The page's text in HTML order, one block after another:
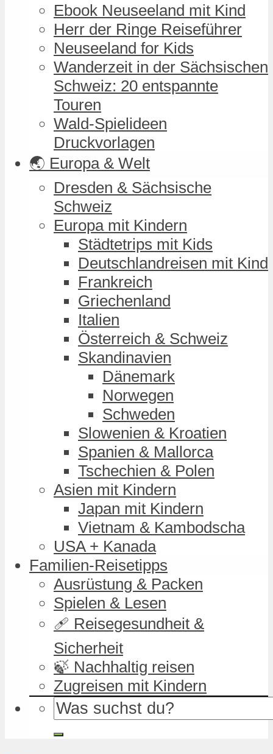
Ebook Neuseeland mit Kind
Herr der Ringe Reiseführer
Neuseeland for Kids
Wanderzeit in der Sächsischen
Schweiz: 20 entspannte
Touren
Wald-Spielideen
Druckvorlagen
🌏 Europa & Welt
Dresden & Sächsische
Schweiz
Europa mit Kindern
Städtetrips mit Kids
Deutschlandreisen mit Kind
Frankreich
Griechenland
Italien
Österreich & Schweiz
Skandinavien
Dänemark
Norwegen
Schweden
Slowenien & Kroatien
Spanien & Mallorca
Tschechien & Polen
Asien mit Kindern
Japan mit Kindern
Vietnam & Kambodscha
USA + Kanada
Familien-Reisetipps
Ausrüstung & Packen
Spielen & Lesen
🩹 Reisegesundheit &
Sicherheit
🍃 Nachhaltig reisen
Zugreisen mit Kindern